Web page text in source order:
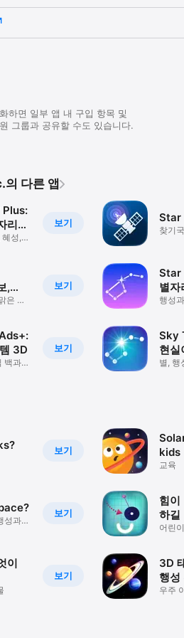
하면 일부 앱 내 구입 항목 및
그룹과 공유할 수도 있습니다.
다른 앱
보기
리
혜성,
보기
,
은 밤
보기
3D
백과
Star
찾기
Star
별자
행성
Sky
현실
별자
별, 행
보기
보기
성과
보기
이
kids
교육
힘이
하길
어린
3D
행성
우주